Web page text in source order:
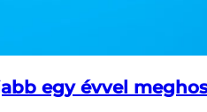
egy évvel